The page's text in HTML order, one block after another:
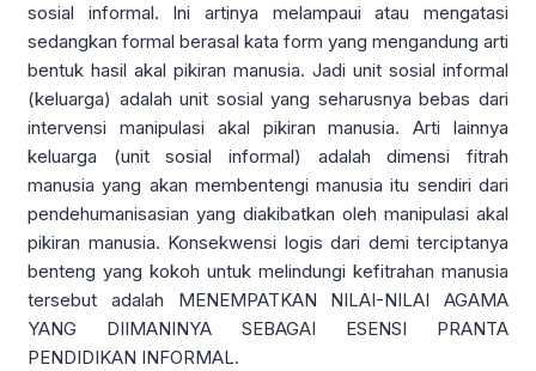
sosial informal. Ini artinya melampaui atau mengatasi
sedangkan formal berasal kata form yang mengandung arti
bentuk hasil akal pikiran manusia. Jadi unit sosial informal
(keluarga) adalah unit sosial yang seharusnya bebas dari
intervensi manipulasi akal pikiran manusia. Arti lainnya
keluarga (unit sosial informal) adalah dimensi fitrah
manusia yang akan membentengi manusia itu sendiri dari
pendehumanisasian yang diakibatkan oleh manipulasi akal
pikiran manusia. Konsekwensi logis dari demi terciptanya
benteng yang kokoh untuk melindungi kefitrahan manusia
tersebut adalah MENEMPATKAN NILAI-NILAI AGAMA
YANG DIIMANINYA SEBAGAI ESENSI PRANTA
PENDIDIKAN INFORMAL.